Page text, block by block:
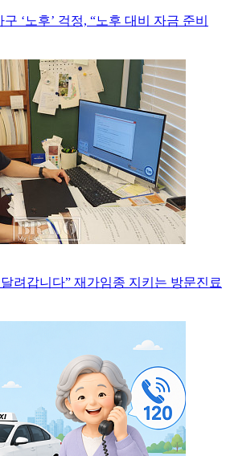
구 ‘노후’ 걱정, “노후 대비 자금 준비
려갑니다” 재가임종 지키는 방문진료